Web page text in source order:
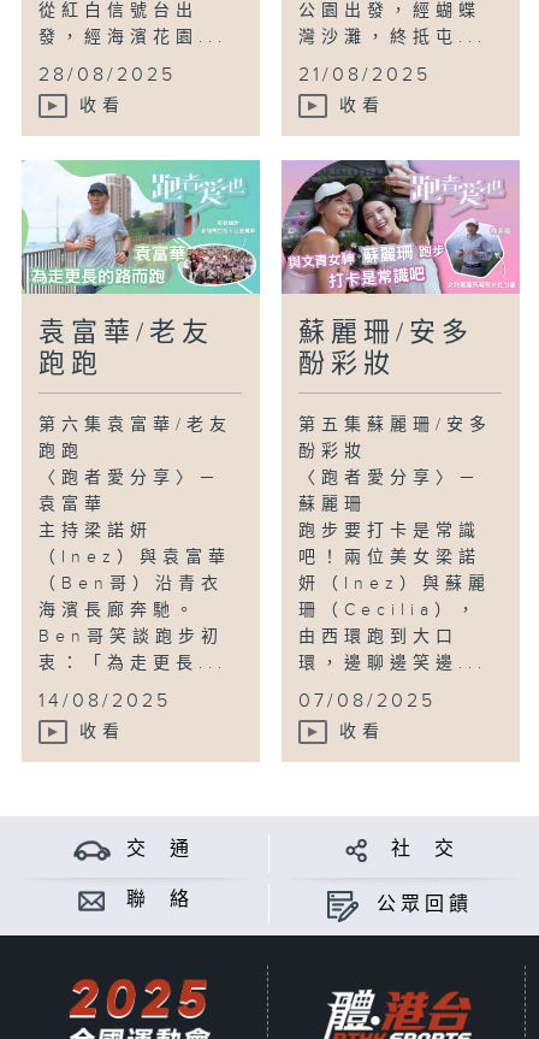
從紅白信號台出
發，經海濱花園...
28/08/2025
收看
公園出發，經蝴蝶
灣沙灘，終抵屯...
21/08/2025
收看
袁富華/老友
跑跑
第六集袁富華/老友
跑跑
〈跑者愛分享〉－
袁富華
主持梁諾妍
（Inez）與袁富華
（Ben哥）沿青衣
海濱長廊奔馳。
Ben哥笑談跑步初
衷：「為走更長...
14/08/2025
收看
蘇麗珊/安多
酚彩妝
第五集蘇麗珊/安多
酚彩妝
〈跑者愛分享〉－
蘇麗珊
跑步要打卡是常識
吧！兩位美女梁諾
妍（Inez）與蘇麗
珊（Cecilia），
由西環跑到大口
環，邊聊邊笑邊...
07/08/2025
收看
交 通 社 交
聯 絡 公眾回饋